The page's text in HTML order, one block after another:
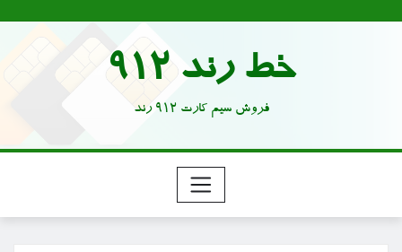
خط رند 912
فروش سیم کارت 912 رند